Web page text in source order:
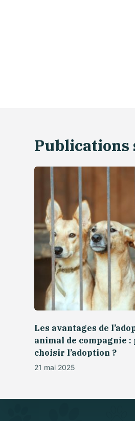
Publications
Les avantages de
animal de compagnie :
choisir l’adoption ?
21 mai 2025